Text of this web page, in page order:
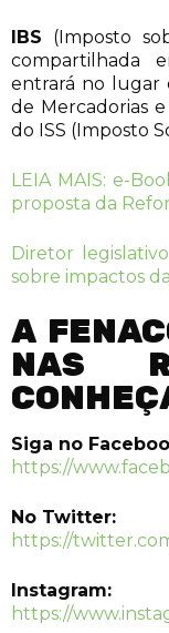
IBS (Imposto
compartilhada
entrará no lugar
de Mercadorias
do ISS (Imposto
LEIA MAIS: e-
proposta da
Diretor
sobre impactos
A
NAS
Siga no
https://
No Twitter:
https://
Instagram:
https://